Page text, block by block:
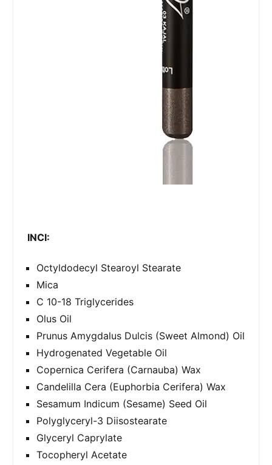
INCI:
Octyldodecyl Stearoyl Stearate
Mica
C 10-18 Triglycerides
Olus Oil
Prunus Amygdalus Dulcis (Sweet Almond) Oil
Hydrogenated Vegetable Oil
Copernica Cerifera (Carnauba) Wax
Candelilla Cera (Euphorbia Cerifera) Wax
Sesamum Indicum (Sesame) Seed Oil
Polyglyceryl-3 Diisostearate
Glyceryl Caprylate
Tocopheryl Acetate